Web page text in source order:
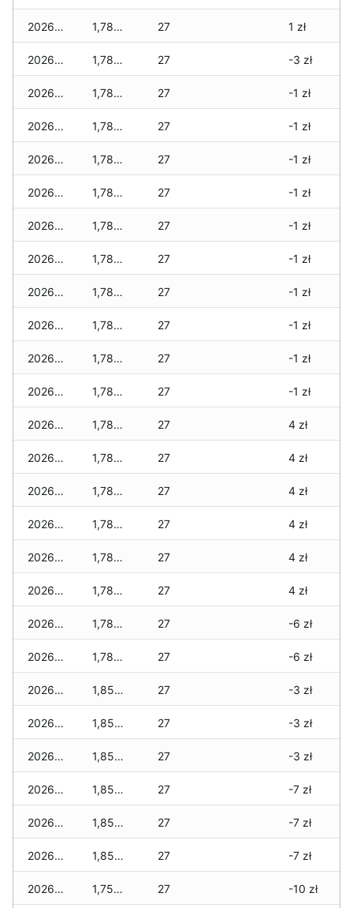
2026-02-12 1,780 zł 27 1 zł
2026-02-11 1,780 zł 27 -3 zł
2026-02-10 1,780 zł 27 -1 zł
2026-02-09 1,780 zł 27 -1 zł
2026-02-08 1,780 zł 27 -1 zł
2026-02-07 1,780 zł 27 -1 zł
2026-02-06 1,780 zł 27 -1 zł
2026-02-05 1,780 zł 27 -1 zł
2026-02-04 1,780 zł 27 -1 zł
2026-02-03 1,780 zł 27 -1 zł
2026-02-02 1,780 zł 27 -1 zł
2026-02-01 1,780 zł 27 -1 zł
2026-01-31 1,780 zł 27 4 zł
2026-01-30 1,780 zł 27 4 zł
2026-01-29 1,780 zł 27 4 zł
2026-01-28 1,780 zł 27 4 zł
2026-01-27 1,780 zł 27 4 zł
2026-01-26 1,780 zł 27 4 zł
2026-01-25 1,780 zł 27 -6 zł
2026-01-24 1,780 zł 27 -6 zł
2026-01-23 1,855 zł 27 -3 zł
2026-01-22 1,855 zł 27 -3 zł
2026-01-21 1,855 zł 27 -3 zł
2026-01-20 1,855 zł 27 -7 zł
2026-01-19 1,855 zł 27 -7 zł
2026-01-18 1,855 zł 27 -7 zł
2026-01-17 1,755 zł 27 -10 zł